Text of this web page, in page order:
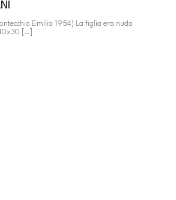
Emilia 1954) La figlia era nuda
[..]